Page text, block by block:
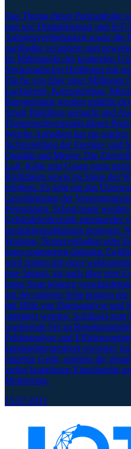
Das Thema dieser Podcastfolge
und wie Digitalisierung und IoT-
Anlagenverfügbarkeit sowie die
nachhaltig verändern und
Im Mittelpunkt des konkreten
Neckarsulm bei Heilbronn mit
Fläche von über einer Millionen
Lackiererei, Karosseriebau,
Bürogebäude werden mithilfe
Smart Buildings gemacht und
Themenschwerpunkt dieses
Welche Aufgaben hat ein
Sicherstellung der Energie- und
Qualität und Menge. Die
Luft, Kälte und Gasen muss
Richtlinien sowie im Sinne der
erfolgen. Es geht um das
Gewährleisten der
Potenzialen. Schon heute
Gebäudeleittechnik miteinander
produktionsabhängig gesteuert.
Wartung, Nutzerverhalten oder
eines optimierten digitalen
wird zudem mit einer
eine Import- als auch über eine
einen Seite können
auf der anderen Seite können
mit Hilfe von Datenanalyse und
optimiert werden. Schlüssel zum
wachsende Set an
Fehleranalyse und
kundenübergreifend erweitert.
einzelne Gerät, sondern die
vielen komplexen Einzelgeräte
Monitoring.
15.07.2021